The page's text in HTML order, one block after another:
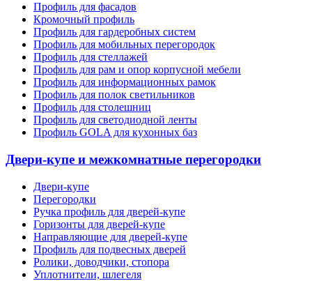
Профиль для фасадов
Кромочный профиль
Профиль для гардеробных систем
Профиль для мобильных перегородок
Профиль для стеллажей
Профиль для рам и опор корпусной мебели
Профиль для информационных рамок
Профиль для полок светильников
Профиль для столешниц
Профиль для светодиодной ленты
Профиль GOLA для кухонных баз
Двери-купе и межкомнатные перегородки
Двери-купе
Перегородки
Ручка профиль для дверей-купе
Горизонты для дверей-купе
Направляющие для дверей-купе
Профиль для подвесных дверей
Ролики, доводчики, стопора
Уплотнители, шлегеля